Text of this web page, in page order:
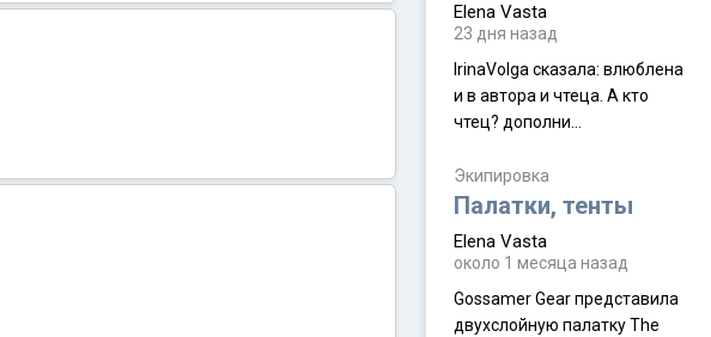
природа, мягкие
такая как бы переходная
ступень между привычной
нам Индией и остальными
надеюсь увидеть.
Elena Vasta
23 дня назад
IrinaVolga сказалa: влюблена
и в автора и чтеца. А кто
чтец? дополни
Экипировка
Палатки, тенты
Elena Vasta
около 1 месяца назад
Gossamer Gear представила
двухслойную палатку The